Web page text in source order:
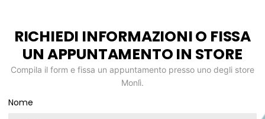
RICHIEDI INFORMAZIONI O FISSA
UN APPUNTAMENTO IN STORE
Compila il form e fissa un appuntamento presso uno degli store
Monlì.
Nome